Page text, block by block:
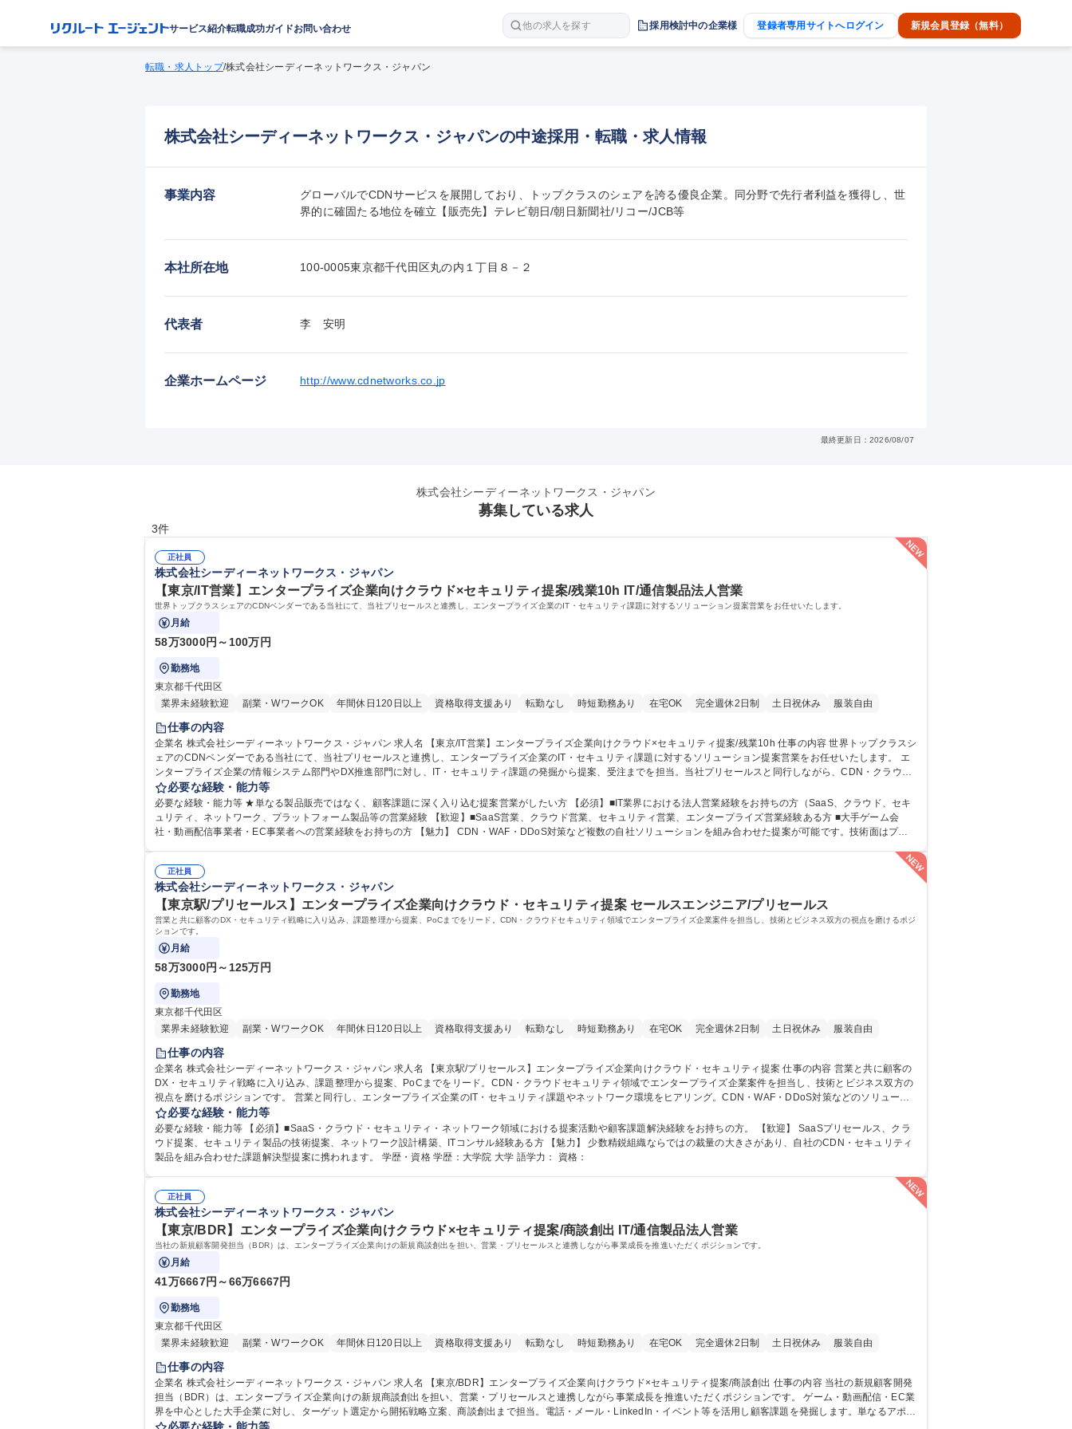
サービス紹介転職成功ガイドお問い合わせ 他の求人を探す 採用検討中の企業様 登録者専用サイトへログイン 新規会員登録（無料）
転職・求人トップ/株式会社シーディーネットワークス・ジャパン
株式会社シーディーネットワークス・ジャパンの中途採用・転職・求人情報
事業内容
グローバルでCDNサービスを展開しており、トップクラスのシェアを誇る優良企業。同分野で先行者利益を獲得し、世
界的に確固たる地位を確立【販売先】テレビ朝日/朝日新聞社/リコー/JCB等
本社所在地 100-0005東京都千代田区丸の内１丁目８－２
代表者 李　安明
企業ホームページ http://www.cdnetworks.co.jp
最終更新日：2026/08/07
株式会社シーディーネットワークス・ジャパン
募集している求人
3件
正社員
株式会社シーディーネットワークス・ジャパン
【東京/IT営業】エンタープライズ企業向けクラウド×セキュリティ提案/残業10h IT/通信製品法人営業
世界トップクラスシェアのCDNベンダーである当社にて、当社プリセールスと連携し、エンタープライズ企業のIT・セキュリティ課題に対するソリューション提案営業をお任せいたします。
月給
58万3000円～100万円
勤務地
東京都千代田区
業界未経験歓迎
副業・WワークOK 年間休日120日以上 資格取得支援あり 転勤なし 時短勤務あり 在宅OK 完全週休2日制 土日祝休み 服装自由
仕事の内容
企業名 株式会社シーディーネットワークス・ジャパン 求人名 【東京/IT営業】エンタープライズ企業向けクラウド×セキュリティ提案/残業10h 仕事の内容 世界トップクラスシ
ェアのCDNベンダーである当社にて、当社プリセールスと連携し、エンタープライズ企業のIT・セキュリティ課題に対するソリューション提案営業をお任せいたします。 エ
ンタープライズ企業の情報システム部門やDX推進部門に対し、IT・セキュリティ課題の発掘から提案、受注までを担当。当社プリセールスと同行しながら、CDN・クラウド
セキュリティ・DDoS対策等の提案を実施。 単一製品の販売ではなく、顧客の事業成長やリスク低減に向けたソリューション提案を行っていただきます。 募集職種 【東京/IT
営業】エンタープライズ企業向けクラウド×セキュリティ提案/残業10h
必要な経験・能力等
必要な経験・能力等 ★単なる製品販売ではなく、顧客課題に深く入り込む提案営業がしたい方 【必須】■IT業界における法人営業経験をお持ちの方（SaaS、クラウド、セキ
ュリティ、ネットワーク、プラットフォーム製品等の営業経験 【歓迎】■SaaS営業、クラウド営業、セキュリティ営業、エンタープライズ営業経験ある方 ■大手ゲーム会
社・動画配信事業者・EC事業者への営業経験をお持ちの方 【魅力】 CDN・WAF・DDoS対策など複数の自社ソリューションを組み合わせた提案が可能です。技術面はプリ
正社員
株式会社シーディーネットワークス・ジャパン
【東京駅/プリセールス】エンタープライズ企業向けクラウド・セキュリティ提案 セールスエンジニア/プリセールス
営業と共に顧客のDX・セキュリティ戦略に入り込み、課題整理から提案、PoCまでをリード。CDN・クラウドセキュリティ領域でエンタープライズ企業案件を担当し、技術とビジネス双方の視点を磨けるポジ
ションです。
月給
58万3000円～125万円
勤務地
東京都千代田区
業界未経験歓迎
副業・WワークOK 年間休日120日以上 資格取得支援あり 転勤なし 時短勤務あり 在宅OK 完全週休2日制 土日祝休み 服装自由
仕事の内容
企業名 株式会社シーディーネットワークス・ジャパン 求人名 【東京駅/プリセールス】エンタープライズ企業向けクラウド・セキュリティ提案 仕事の内容 営業と共に顧客の
DX・セキュリティ戦略に入り込み、課題整理から提案、PoCまでをリード。CDN・クラウドセキュリティ領域でエンタープライズ企業案件を担当し、技術とビジネス双方の
視点を磨けるポジションです。 営業と同行し、エンタープライズ企業のIT・セキュリティ課題やネットワーク環境をヒアリング。CDN・WAF・DDoS対策などのソリューシ
ョンを活用し、要件整理、提案書作成、技術説明、PoC推進を担当いただきます。製品説明に留まらず、顧客課題に応じた最適なソリューション設計・提案を行います。 募
集職種 【東京駅/プリセールス】エンタープライズ企業向けクラウド・セキュリティ提案
必要な経験・能力等
必要な経験・能力等 【必須】■SaaS・クラウド・セキュリティ・ネットワーク領域における提案活動や顧客課題解決経験をお持ちの方。 【歓迎】 SaaSプリセールス、クラ
ウド提案、セキュリティ製品の技術提案、ネットワーク設計構築、ITコンサル経験ある方 【魅力】 少数精鋭組織ならではの裁量の大きさがあり、自社のCDN・セキュリティ
製品を組み合わせた課題解決型提案に携われます。 学歴・資格 学歴：大学院 大学 語学力： 資格：
正社員
株式会社シーディーネットワークス・ジャパン
【東京/BDR】エンタープライズ企業向けクラウド×セキュリティ提案/商談創出 IT/通信製品法人営業
当社の新規顧客開発担当（BDR）は、エンタープライズ企業向けの新規商談創出を担い、営業・プリセールスと連携しながら事業成長を推進いただくポジションです。
月給
41万6667円～66万6667円
勤務地
東京都千代田区
業界未経験歓迎
副業・WワークOK 年間休日120日以上 資格取得支援あり 転勤なし 時短勤務あり 在宅OK 完全週休2日制 土日祝休み 服装自由
仕事の内容
企業名 株式会社シーディーネットワークス・ジャパン 求人名 【東京/BDR】エンタープライズ企業向けクラウド×セキュリティ提案/商談創出 仕事の内容 当社の新規顧客開発
担当（BDR）は、エンタープライズ企業向けの新規商談創出を担い、営業・プリセールスと連携しながら事業成長を推進いただくポジションです。 ゲーム・動画配信・EC業
界を中心とした大手企業に対し、ターゲット選定から開拓戦略立案、商談創出まで担当。電話・メール・LinkedIn・イベント等を活用し顧客課題を発掘します。単なるアポ獲
得ではなく、営業・プリセールスと連携しながら大手企業攻略を推進。世界トップクラスシェアを誇るCDN・クラウドセキュリティ商材の事業拡大を担う中核ポジションで